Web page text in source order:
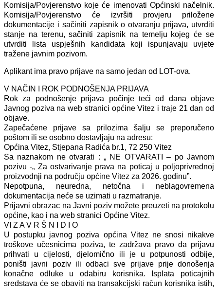
Komisija/Povjerenstvo koje će imenovati Općinski načelnik.
Komisija/Povjerenstvo će izvršiti provjeru priložene
dokumentacije i sačiniti zapisnik o otvaranju prijava, utvrditi
stanje na terenu, sačiniti zapisnik na temelju kojeg će se
utvrditi lista uspješnih kandidata koji ispunjavaju uvjete
tražene javnim pozivom.
Aplikant ima pravo prijave na samo jedan od LOT-ova.
V NAČIN I ROK PODNOŠENJA PRIJAVA
Rok za podnošenje prijava počinje teći od dana objave
Javnog poziva na web stranici općine Vitez i traje 21 dan od
objave.
Zapečaćene prijave sa prilozima šalju se preporučeno
poštom ili se osobno dostavljaju na adresu:
Općina Vitez, Stjepana Radića br.1, 72 250 Vitez
Sa naznakom ne otvarati : „ NE OTVARATI – po Javnom
pozivu -„ Za ostvarivanje prava na poticaj u poljoprivrednoj
proizvodnji na području općine Vitez za 2026. godinu”.
Nepotpuna, neuredna, netočna i neblagovremena
dokumentacija neće se uzimati u razmatranje.
Prijavni obrazac na Javni poziv možete preuzeti na protokolu
općine, kao i na web stranici Općine Vitez.
VI Z A V R Š N I D I O
U postupku javnog poziva općina Vitez ne snosi nikakve
troškove učesnicima poziva, te zadržava pravo da prijavu
prihvati u cijelosti, djelomično ili je u potpunosti odbije,
poništi javni poziv ili odbaci sve prijave prije donošenja
konačne odluke u odabiru korisnika. Isplata poticajnih
sredstava će se obaviti na transakcijski račun korisnika istih,